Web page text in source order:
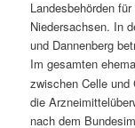
Landesbehörden
Niedersachsen. In
und Dannenberg
Im gesamten
zwischen Celle
die
nach dem